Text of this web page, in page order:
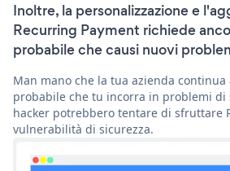
Inoltre, la personalizzazione e
Recurring Payment richiede
probabile che causi nuovi
Man mano che la tua azienda continua
probabile che tu incorra in problemi di
hacker potrebbero tentare di sfruttare
vulnerabilità di sicurezza.